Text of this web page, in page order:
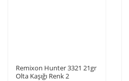
Remixon Hunter 3321 21gr
Olta Kaşığı Renk 2